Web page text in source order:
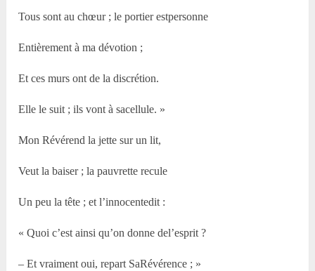
Tous sont au chœur ; le portier estpersonne
Entièrement à ma dévotion ;
Et ces murs ont de la discrétion.
Elle le suit ; ils vont à sacellule. »
Mon Révérend la jette sur un lit,
Veut la baiser ; la pauvrette recule
Un peu la tête ; et l’innocentedit :
« Quoi c’est ainsi qu’on donne del’esprit ?
– Et vraiment oui, repart SaRévérence ; »